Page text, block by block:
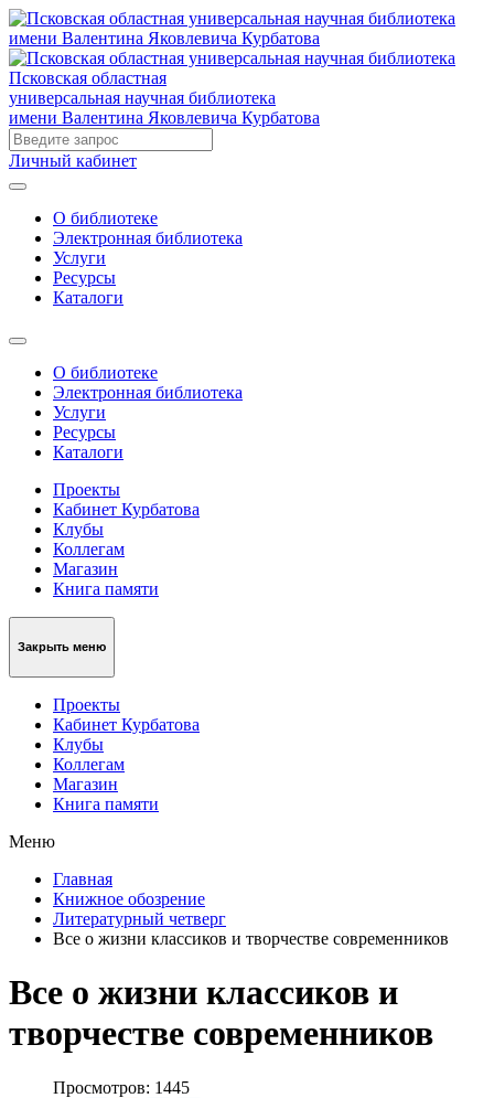
Псковская областная
универсальная научная библиотека
имени Валентина Яковлевича Курбатова
Личный кабинет
О библиотеке
Электронная библиотека
Услуги
Ресурсы
Каталоги
О библиотеке
Электронная библиотека
Услуги
Ресурсы
Каталоги
Проекты
Кабинет Курбатова
Клубы
Коллегам
Магазин
Книга памяти
Закрыть меню
Проекты
Кабинет Курбатова
Клубы
Коллегам
Магазин
Книга памяти
Меню
Главная
Книжное обозрение
Литературный четверг
Все о жизни классиков и творчестве современников
Все о жизни классиков и
творчестве современников
Просмотров: 1445